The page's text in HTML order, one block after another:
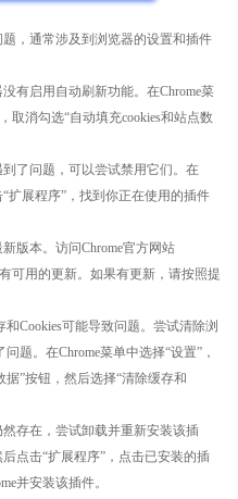
，通常涉及到浏览器的设置和插件
有启用自动刷新功能。在Chrome菜
取消勾选“自动填充cookies和站点数
了问题，可以尝试禁用它们。在
扩展程序”，找到你正在使用的插件
版本。访问Chrome官方网站
有可用的更新。如果有更新，请按照提
Cookies可能导致问题。尝试清除浏
题。在Chrome菜单中选择“设置”，
”按钮，然后选择“清除缓存和
存在，尝试卸载并重新安装该插
点击“扩展程序”，点击已安装的插
并安装该插件。